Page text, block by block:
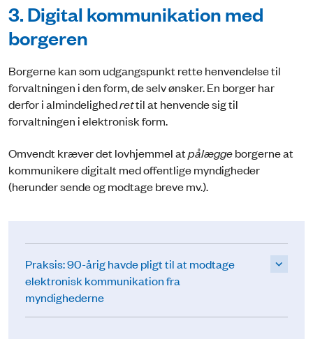
3. Digital kommunikation med
borgeren
Borgerne kan som udgangspunkt rette henvendelse til
forvaltningen i den form, de selv ønsker. En borger har
derfor i almindelighedrettil at henvende sig til
forvaltningen i elektronisk form.
Omvendt kræver det lovhjemmel atpålæggeborgerne at
kommunikere digitalt med offentlige myndigheder
(herunder sende og modtage breve mv.).
Praksis: 90-årig havde pligt til at modtage
elektronisk kommunikation fra
myndighederne